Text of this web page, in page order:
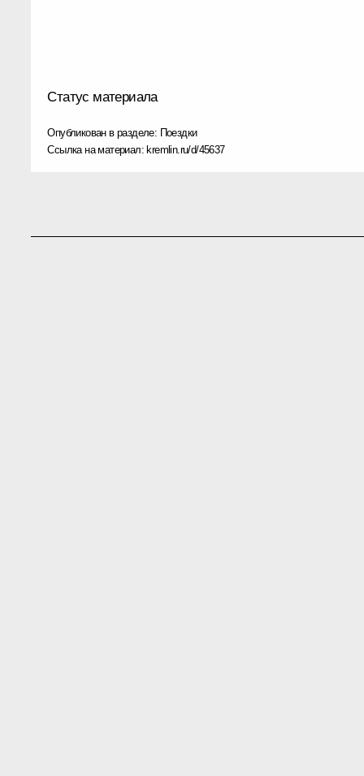
Статус материала
Опубликован в разделе: Поездки
Ссылка на материал: kremlin.ru/d/45637